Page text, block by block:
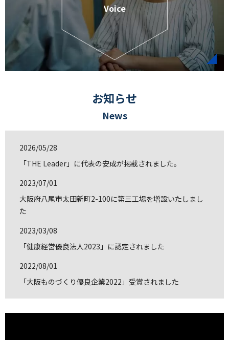
Voice
お知らせ
News
2026/05/28
「THE Leader」に代表の安成が掲載されました。
2023/07/01
大阪府八尾市太田新町2-100に第三工場を増設いたしまし
た
2023/03/08
「健康経営優良法人2023」に認定されました
2022/08/01
「大阪ものづくり優良企業2022」受賞されました
2020/07/10